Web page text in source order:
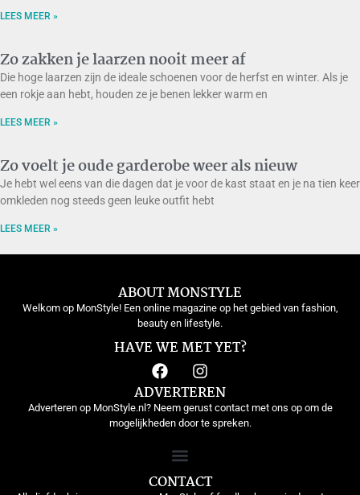
LEES MEER »
Zo zakken je laarzen nooit meer af
Die hoge laarzen zijn de ideale schoenen voor de herfst en winter. Als je
een rokje aan hebt, houden ze je benen lekker warm en
LEES MEER »
Zo voelt je oude garderobe weer als nieuw
Je hebt wel eens van die dagen dat je voor de kast staat en je na tien keer
omkleden nog steeds geen leuke outfit hebt
LEES MEER »
ABOUT MONSTYLE
Welkom op MonStyle! Een online magazine op het gebied van fashion,
beauty en lifestyle.
HAVE WE MET YET?
ADVERTEREN
Adverteren op MonStyle.nl? Neem gerust contact met ons op om de
mogelijkheden door te spreken.
CONTACT